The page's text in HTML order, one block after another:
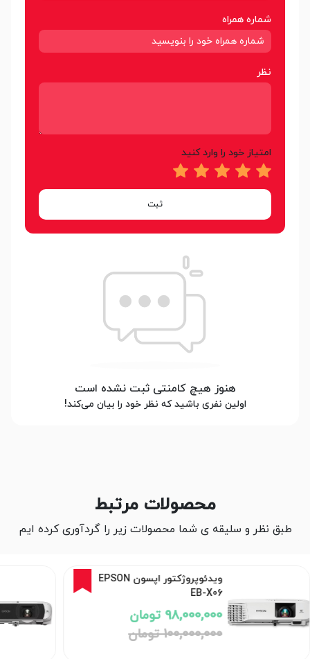
شماره همراه
نظر
امتیاز خود را وارد کنید
ثبت
هنوز هیچ کامنتی ثبت نشده است
اولین نفری باشید که نظر خود را بیان می‌کند!
محصولات مرتبط
طبق نظر و سلیقه ی شما محصولات زیر را گردآوری کرده ایم
ویدئوپروژکتور اپسون EPSON
EB-X06
98,000,000 تومان
100,000,000 تومان